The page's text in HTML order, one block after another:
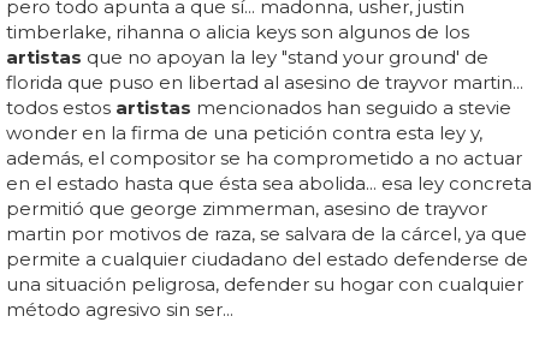
EL FESTIVAL DEL AÑO
'Love The 90's' vuelve en 2018 con nuevos
artistas
artistas que no te puedes perder en el festival love the
90s... love the 90s: vuelve el festival más noventero en
2018 con nuevosartistas y ciudades... el año que viene se
repetirá 'love the 90's', conservando algunos de los
artistas de su primera edición y añadiendo otros muchos
nuevos... dado el éxito logrado por su edición 2017, ya